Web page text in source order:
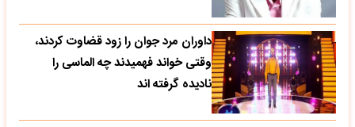
داوران مرد جوان را زود قضاوت کردند،
وقتی خواند فهمیدند چه الماسی را
نادیده گرفته اند